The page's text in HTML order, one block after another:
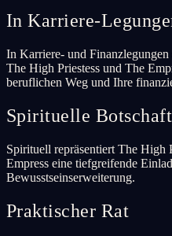
In Karriere-
In Karriere- und
The High Priestess und The
beruflichen Weg und Ihre
Spirituelle Botschaft
Spirituell repräsentiert The High
Empress eine tiefgreifende
Bewusstseinserweiterung.
Praktischer Rat